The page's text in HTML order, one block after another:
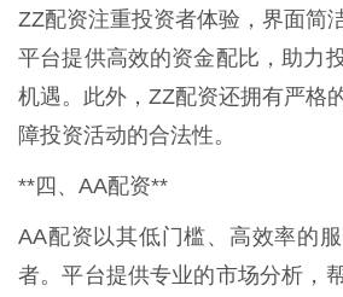
ZZ配资注重投资者体验，界面简
平台提供高效的资金配比，助力
机遇。此外，ZZ配资还拥有严格
障投资活动的合法性。
**四、AA配资**
AA配资以其低门槛、高效率的
者。平台提供专业的市场分析，